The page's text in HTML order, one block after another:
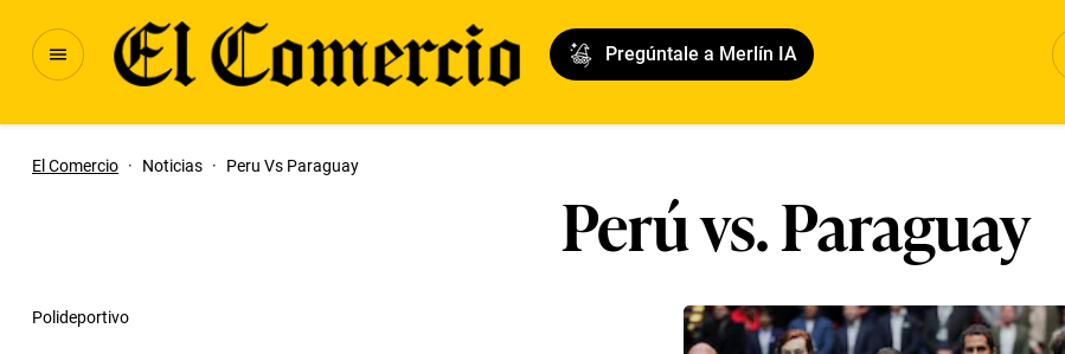
Pregúntale a Merlín IA
El Comercio · Noticias · Peru Vs Paraguay
Perú vs. Paraguay
Polideportivo